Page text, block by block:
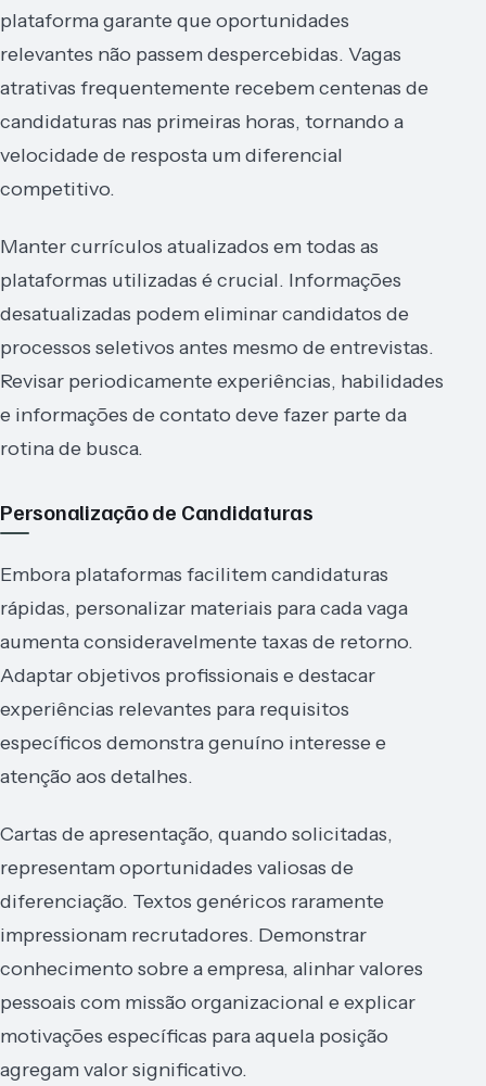
plataforma garante que oportunidades
relevantes não passem despercebidas. Vagas
atrativas frequentemente recebem centenas de
candidaturas nas primeiras horas, tornando a
velocidade de resposta um diferencial
competitivo.
Manter currículos atualizados em todas as
plataformas utilizadas é crucial. Informações
desatualizadas podem eliminar candidatos de
processos seletivos antes mesmo de entrevistas.
Revisar periodicamente experiências, habilidades
e informações de contato deve fazer parte da
rotina de busca.
Personalização de Candidaturas
Embora plataformas facilitem candidaturas
rápidas, personalizar materiais para cada vaga
aumenta consideravelmente taxas de retorno.
Adaptar objetivos profissionais e destacar
experiências relevantes para requisitos
específicos demonstra genuíno interesse e
atenção aos detalhes.
Cartas de apresentação, quando solicitadas,
representam oportunidades valiosas de
diferenciação. Textos genéricos raramente
impressionam recrutadores. Demonstrar
conhecimento sobre a empresa, alinhar valores
pessoais com missão organizacional e explicar
motivações específicas para aquela posição
agregam valor significativo.